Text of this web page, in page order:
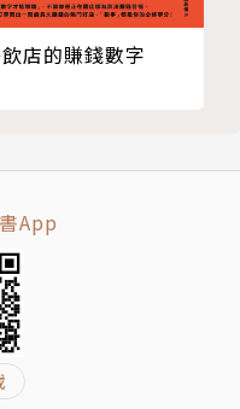
10萬個家庭使用
少錢，怎麼算？書中
財務自由課程，
從錢的角度整理和規
店的賺錢數字
App